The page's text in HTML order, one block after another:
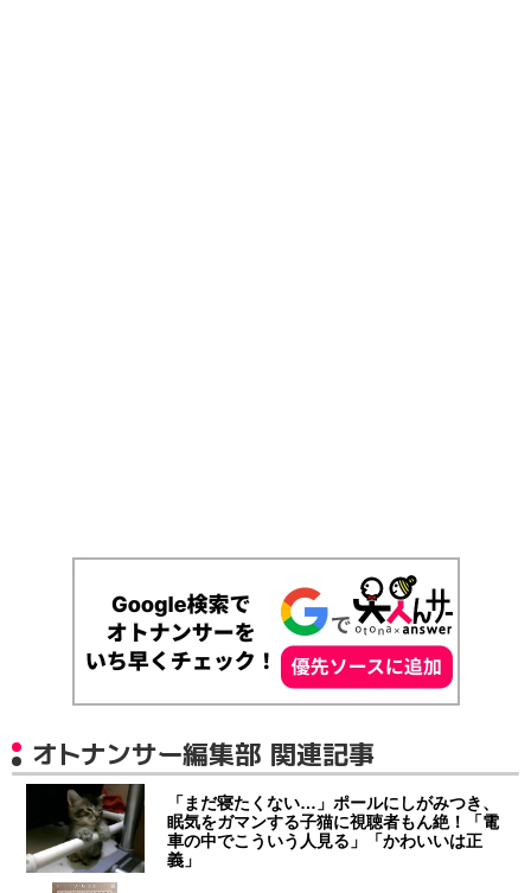
オトナンサー編集部 関連記事
「まだ寝たくない…」ポールにしがみつき、
眠気をガマンする子猫に視聴者もん絶！「電
車の中でこういう人見る」「かわいいは正
義」